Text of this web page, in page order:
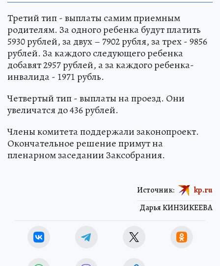
Третий тип - выплаты самим приемным
родителям. За одного ребенка будут платить
5930 рублей, за двух – 7902 рубля, за трех - 9856
рублей. За каждого следующего ребенка
добавят 2957 рублей, а за каждого ребенка-
инвалида - 1971 рубль.
Четвертый тип - выплаты на проезд. Они
увеличатся до 436 рублей.
Члены комитета поддержали законопроект.
Окончательное решение примут на
пленарном заседании Заксобрания.
Дарья КИНЗИКЕЕВА
Источник: kp.ru